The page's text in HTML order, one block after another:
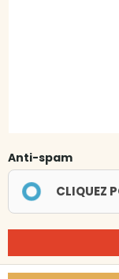
Anti-spam
CLIQUEZ